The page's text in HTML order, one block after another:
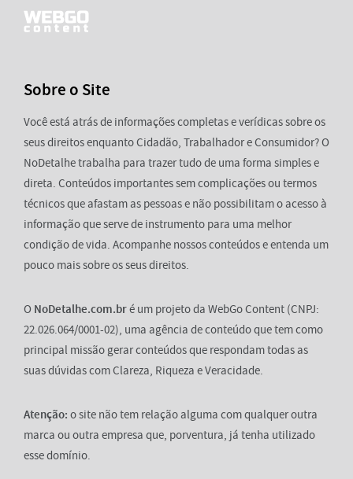
Sobre o Site
Você está atrás de informações completas e verídicas sobre os
seus direitos enquanto Cidadão, Trabalhador e Consumidor? O
NoDetalhe trabalha para trazer tudo de uma forma simples e
direta. Conteúdos importantes sem complicações ou termos
técnicos que afastam as pessoas e não possibilitam o acesso à
informação que serve de instrumento para uma melhor
condição de vida. Acompanhe nossos conteúdos e entenda um
pouco mais sobre os seus direitos.
O NoDetalhe.com.bré um projeto da WebGo Content (CNPJ:
22.026.064/0001-02), uma agência de conteúdo que tem como
principal missão gerar conteúdos que respondam todas as
suas dúvidas com Clareza, Riqueza e Veracidade.
Atenção: o site não tem relação alguma com qualquer outra
marca ou outra empresa que, porventura, já tenha utilizado
esse domínio.